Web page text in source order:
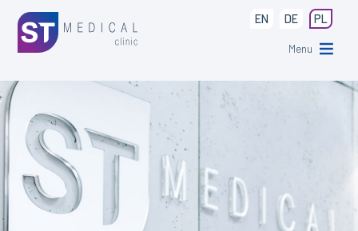
EN DE PL
Menu